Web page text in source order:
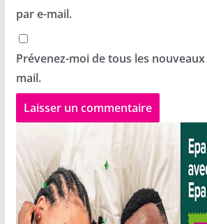
par e-mail.
Prévenez-moi de tous les
mail.